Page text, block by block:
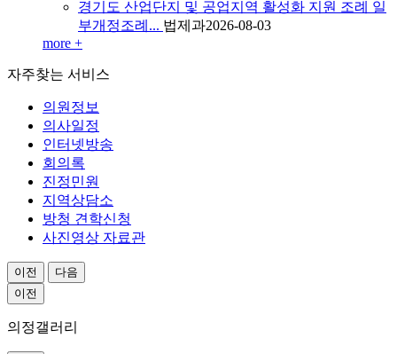
경기도 산업단지 및 공업지역 활성화 지원 조례 일
부개정조례... 법제과2026-08-03
more +
자주찾는 서비스
의원정보
의사일정
인터넷방송
회의록
진정민원
지역상담소
방청 견학신청
사진영상 자료관
이전
다음
이전
의정갤러리